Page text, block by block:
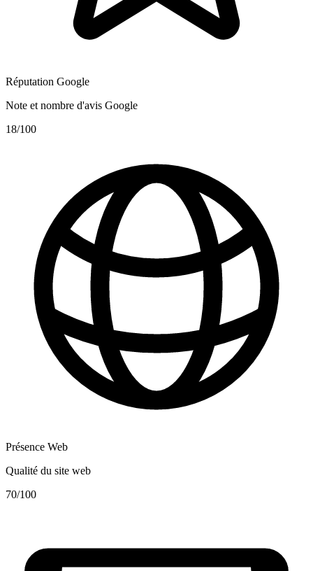
Réputation Google
Note et nombre d'avis Google
18/100
Présence Web
Qualité du site web
70/100